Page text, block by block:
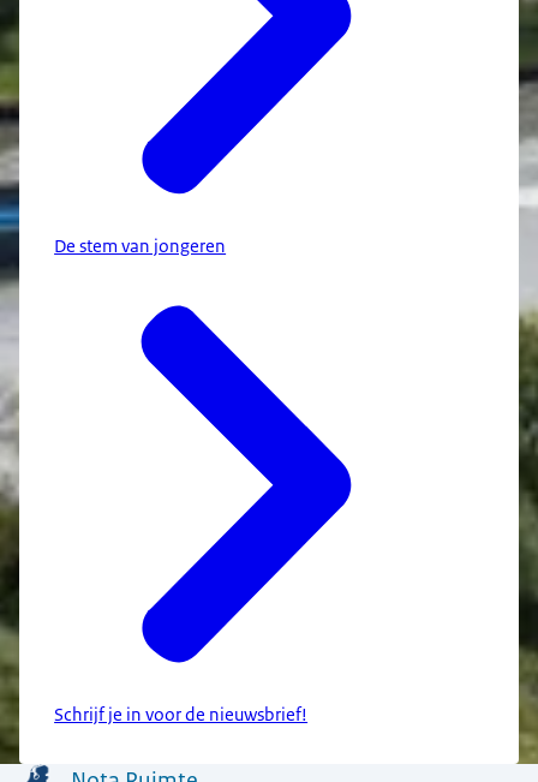
De stem van jongeren
Schrijf je in voor de nieuwsbrief!